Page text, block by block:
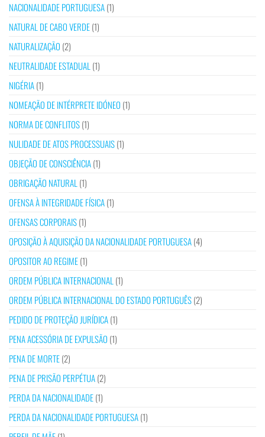
NACIONALIDADE PORTUGUESA(1)
NATURAL DE CABO VERDE(1)
NATURALIZAÇÃO (2)
NEUTRALIDADE ESTADUAL (1)
NIGÉRIA(1)
NOMEAÇÃO DE INTÉRPRETE IDÓNEO (1)
NORMA DE CONFLITOS(1)
NULIDADE DE ATOS PROCESSUAIS(1)
OBJEÇÃO DE CONSCIÊNCIA(1)
OBRIGAÇÃO NATURAL (1)
OFENSA À INTEGRIDADE FÍSICA(1)
OFENSAS CORPORAIS(1)
OPOSIÇÃO À AQUISIÇÃO DA NACIONALIDADE PORTUGUESA(4)
OPOSITOR AO REGIME(1)
ORDEM PÚBLICA INTERNACIONAL (1)
ORDEM PÚBLICA INTERNACIONAL DO ESTADO PORTUGUÊS(2)
PEDIDO DE PROTEÇÃO JURÍDICA(1)
PENA ACESSÓRIA DE EXPULSÃO (1)
PENA DE MORTE(2)
PENA DE PRISÃO PERPÉTUA(2)
PERDA DA NACIONALIDADE(1)
PERDA DA NACIONALIDADE PORTUGUESA(1)